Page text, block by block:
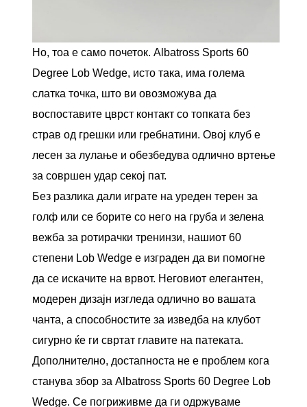
Но, тоа е само почеток. Albatross Sports 60
Degree Lob Wedge, исто така, има голема
слатка точка, што ви овозможува да
воспоставите цврст контакт со топката без
страв од грешки или гребнатини. Овој клуб е
лесен за лулање и обезбедува одлично вртење
за совршен удар секој пат.
Без разлика дали играте на уреден терен за
голф или се борите со него на груба и зелена
вежба за ротирачки тренинзи, нашиот 60
степени Lob Wedge е изграден да ви помогне
да се искачите на врвот. Неговиот елегантен,
модерен дизајн изгледа одлично во вашата
чанта, а способностите за изведба на клубот
сигурно ќе ги свртат главите на патеката.
Дополнително, достапноста не е проблем кога
станува збор за Albatross Sports 60 Degree Lob
Wedge. Се погриживме да ги одржуваме